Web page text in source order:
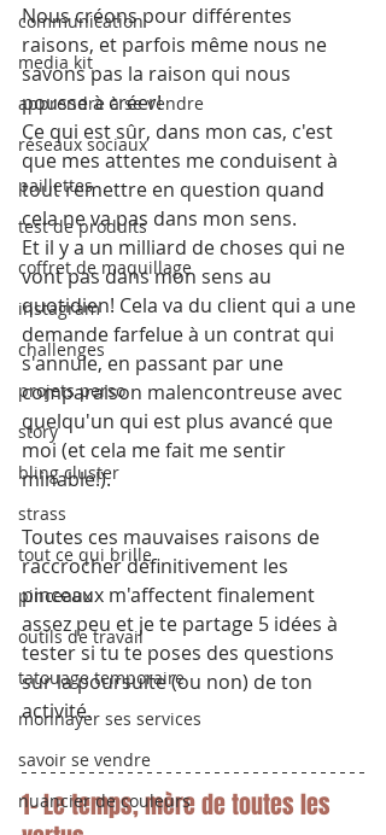
communication
media kit
apprendre à se vendre
réseaux sociaux
paillettes
test de produits
coffret de maquillage
instagram
challenges
projets perso
story
bling cluster
strass
tout ce qui brille
pinceaux
outils de travail
tatouage temporaire
monnayer ses services
savoir se vendre
nuancier de couleurs
Nous créons pour différentes
raisons, et parfois même nous ne
savons pas la raison qui nous
pousse à créer!
Ce qui est sûr, dans mon cas, c'est
que mes attentes me conduisent à
tout remettre en question quand
cela ne va pas dans mon sens.
Et il y a un milliard de choses qui ne
vont pas dans mon sens au
quotidien! Cela va du client qui a une
demande farfelue à un contrat qui
s'annule, en passant par une
comparaison malencontreuse avec
quelqu'un qui est plus avancé que
moi (et cela me fait me sentir
minable!).
Toutes ces mauvaises raisons de
raccrocher définitivement les
pinceaux m'affectent finalement
assez peu et je te partage 5 idées à
tester si tu te poses des questions
sur la poursuite (ou non) de ton
activité.
1- Le temps, mère de toutes les